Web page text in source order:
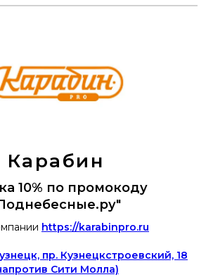
Карабин
10% по промокоду
https://karabinpro.ru
пр. Кузнецкстроевский, 18
Сити Молла)